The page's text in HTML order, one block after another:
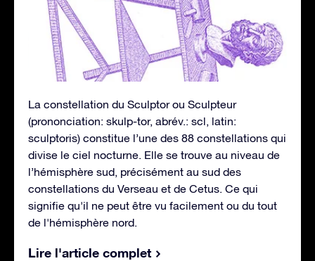
La constellation du Sculptor ou Sculpteur
(prononciation: skulp-tor, abrév.: scl, latin:
sculptoris) constitue l’une des 88 constellations qui
divise le ciel nocturne. Elle se trouve au niveau de
l’hémisphère sud, précisément au sud des
constellations du Verseau et de Cetus. Ce qui
signifie qu'il ne peut être vu facilement ou du tout
de l'hémisphère nord.
Lire l'article complet